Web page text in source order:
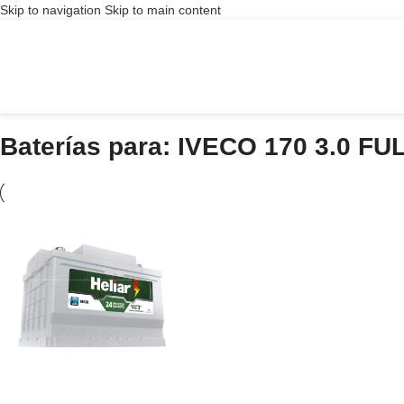
Skip to navigation Skip to main content
Baterías para: IVECO 170 3.0